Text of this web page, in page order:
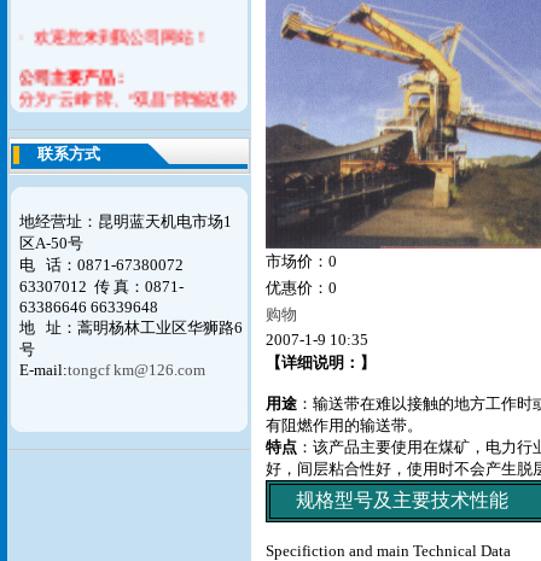
· 欢迎您来到我公司网站！
公司主要产品：
分为“云峰”牌、“双昌”牌输送带
系列,吸排胶管系列，夹布胶管系
列，耐酸碱胶管系列，平型传送
带系列，橡胶V带系列，橡胶止
如您对我们的意见请联系告之我
们，谢谢！
联系方式
地经营址：昆明蓝天机电市场1
区A-50号
电 话：0871-67380072
63307012 传 真：0871-
63386646 66339648
地 址：蒿明杨林工业区华狮路6
号
E-mail:tongcf km@126.com
市场价：0
优惠价：0
购物
2007-1-9 10:35
【详细说明：】
用途 ：输送带在难以接触的地方工作
有阻燃作用的输送带。
特点 ：该产品主要使用在煤矿，电力
好，间层粘合性好，使用时不会产生
规格型号及主要技术性能
Specifiction and main Technical Data